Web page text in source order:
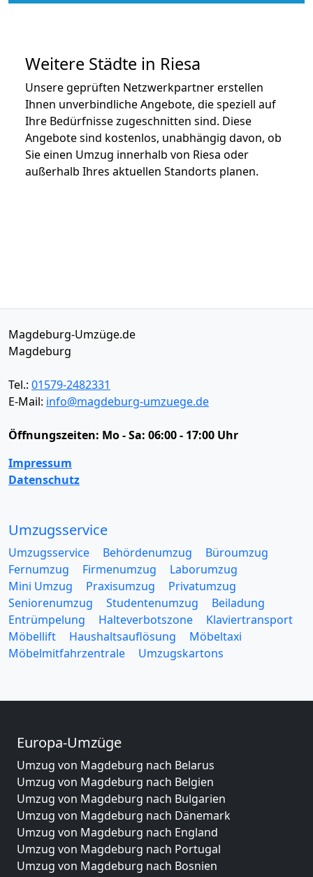
Weitere Städte in Riesa
Unsere geprüften Netzwerkpartner erstellen
Ihnen unverbindliche Angebote, die speziell auf
Ihre Bedürfnisse zugeschnitten sind. Diese
Angebote sind kostenlos, unabhängig davon, ob
Sie einen Umzug innerhalb von Riesa oder
außerhalb Ihres aktuellen Standorts planen.
Magdeburg-Umzüge.de
Magdeburg
Tel.: 01579-2482331
E-Mail: info@magdeburg-umzuege.de
Öffnungszeiten: Mo - Sa: 06:00 - 17:00 Uhr
Impressum
Datenschutz
Umzugsservice
Umzugsservice Behördenumzug
Büroumzug
Fernumzug
Firmenumzug
Laborumzug
Mini Umzug
Praxisumzug
Privatumzug
Seniorenumzug
Studentenumzug
Beiladung
Entrümpelung
Halteverbotszone
Klaviertransport
Möbellift
Haushaltsauflösung
Möbeltaxi
Möbelmitfahrzentrale
Umzugskartons
Europa-Umzüge
Umzug von Magdeburg nach Belarus
Umzug von Magdeburg nach Belgien
Umzug von Magdeburg nach Bulgarien
Umzug von Magdeburg nach Dänemark
Umzug von Magdeburg nach England
Umzug von Magdeburg nach Portugal
Umzug von Magdeburg nach Bosnien